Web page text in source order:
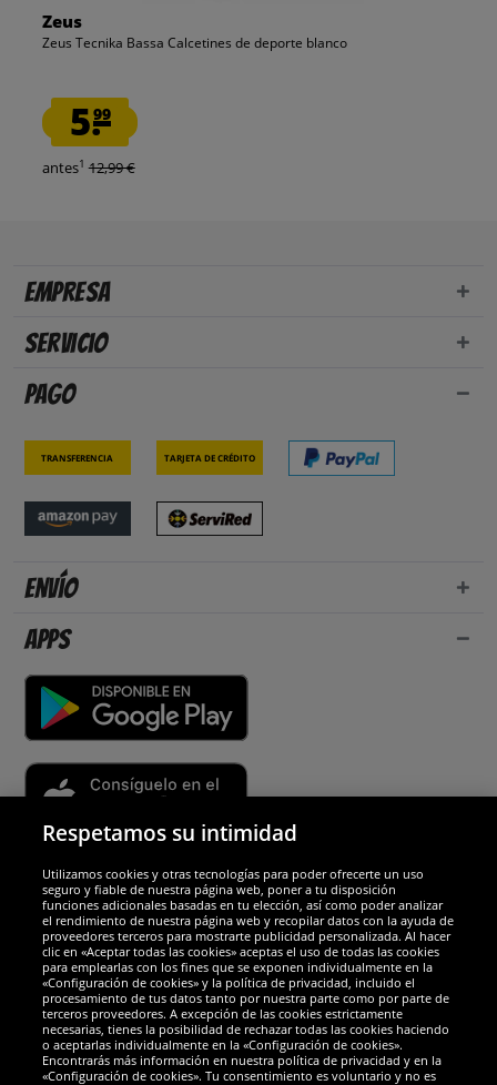
Zeus
Zeus Tecnika Bassa Calcetines de deporte blanco
5.99
antes1 12,99 €
Empresa
Servicio
Pago
Transferencia Tarjeta de crédito
Envío
Apps
Socios y seguridad
Galardones
Respetamos su intimidad
Utilizamos cookies y otras tecnologías para poder ofrecerte un uso
seguro y fiable de nuestra página web, poner a tu disposición
funciones adicionales basadas en tu elección, así como poder analizar
el rendimiento de nuestra página web y recopilar datos con la ayuda de
proveedores terceros para mostrarte publicidad personalizada. Al hacer
clic en «Aceptar todas las cookies» aceptas el uso de todas las cookies
para emplearlas con los fines que se exponen individualmente en la
«Configuración de cookies» y la política de privacidad, incluido el
procesamiento de tus datos tanto por nuestra parte como por parte de
terceros proveedores. A excepción de las cookies estrictamente
necesarias, tienes la posibilidad de rechazar todas las cookies haciendo
o aceptarlas individualmente en la «Configuración de cookies».
Encontrarás más información en nuestra política de privacidad y en la
«Configuración de cookies». Tu consentimiento es voluntario y no es